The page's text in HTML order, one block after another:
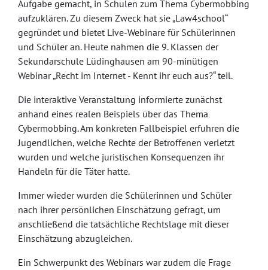
Aufgabe gemacht, in Schulen zum Thema Cybermobbing
aufzuklären. Zu diesem Zweck hat sie „Law4school“
gegründet und bietet Live-Webinare für Schülerinnen
und Schüler an. Heute nahmen die 9. Klassen der
Sekundarschule Lüdinghausen am 90-minütigen
Webinar „Recht im Internet - Kennt ihr euch aus?“ teil.
Die interaktive Veranstaltung informierte zunächst
anhand eines realen Beispiels über das Thema
Cybermobbing. Am konkreten Fallbeispiel erfuhren die
Jugendlichen, welche Rechte der Betroffenen verletzt
wurden und welche juristischen Konsequenzen ihr
Handeln für die Täter hatte.
Immer wieder wurden die Schülerinnen und Schüler
nach ihrer persönlichen Einschätzung gefragt, um
anschließend die tatsächliche Rechtslage mit dieser
Einschätzung abzugleichen.
Ein Schwerpunkt des Webinars war zudem die Frage